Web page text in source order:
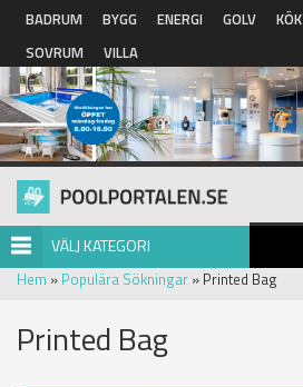
Hoppa till huvudinnehåll
BADRUM BYGG ENERGI GOLV KÖK
SOVRUM
VILLA
VÄLJ KATEGORI
Hem » Populära Sökningar » Printed Bag
Printed Bag